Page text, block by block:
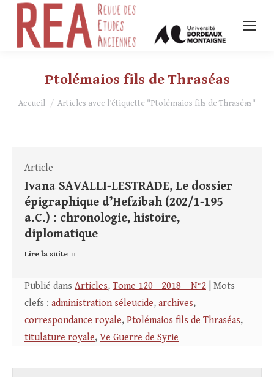
Ptolémaios fils de Thraséas
Vous êtes ici :
Accueil Articles avec l’étiquette "Ptolémaios fils de Thraséas"
Article
Ivana SAVALLI-LESTRADE, Le dossier
épigraphique d’Hefzibah (202/1-195
a.C.) : chronologie, histoire,
diplomatique
Lire la suite
Publié dans Articles, Tome 120 - 2018 – N°2 | Mots-
clefs : administration séleucide, archives,
correspondance royale, Ptolémaios fils de Thraséas,
titulature royale, Ve Guerre de Syrie